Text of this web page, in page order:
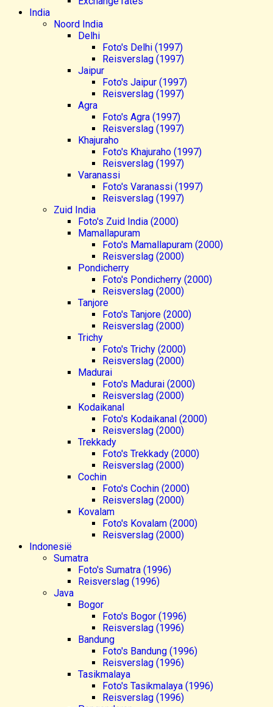
India
Noord India
Delhi
Foto's Delhi (1997)
Reisverslag (1997)
Jaipur
Foto's Jaipur (1997)
Reisverslag (1997)
Agra
Foto's Agra (1997)
Reisverslag (1997)
Khajuraho
Foto's Khajuraho (1997)
Reisverslag (1997)
Varanassi
Foto's Varanassi (1997)
Reisverslag (1997)
Zuid India
Foto's Zuid India (2000)
Mamallapuram
Foto's Mamallapuram (2000)
Reisverslag (2000)
Pondicherry
Foto's Pondicherry (2000)
Reisverslag (2000)
Tanjore
Foto's Tanjore (2000)
Reisverslag (2000)
Trichy
Foto's Trichy (2000)
Reisverslag (2000)
Madurai
Foto's Madurai (2000)
Reisverslag (2000)
Kodaikanal
Foto's Kodaikanal (2000)
Reisverslag (2000)
Trekkady
Foto's Trekkady (2000)
Reisverslag (2000)
Cochin
Foto's Cochin (2000)
Reisverslag (2000)
Kovalam
Foto's Kovalam (2000)
Reisverslag (2000)
Indonesië
Sumatra
Foto's Sumatra (1996)
Reisverslag (1996)
Java
Bogor
Foto's Bogor (1996)
Reisverslag (1996)
Bandung
Foto's Bandung (1996)
Reisverslag (1996)
Tasikmalaya
Foto's Tasikmalaya (1996)
Reisverslag (1996)